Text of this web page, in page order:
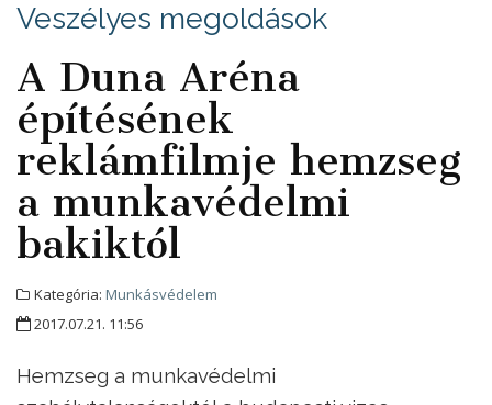
Veszélyes megoldások
A Duna Aréna
építésének
reklámfilmje hemzseg
a munkavédelmi
bakiktól
Kategória: Munkásvédelem
2017.07.21. 11:56
Hemzseg a munkavédelmi